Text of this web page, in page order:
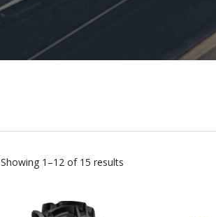
Showing 1–12 of 15 results